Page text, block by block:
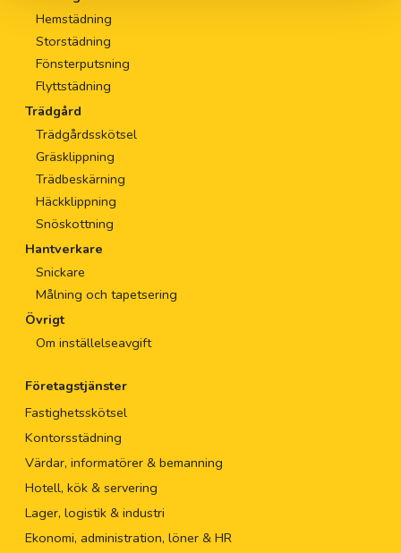
Hemstädning
Storstädning
Fönsterputsning
Flyttstädning
Trädgård
Trädgårdsskötsel
Gräsklippning
Trädbeskärning
Häckklippning
Snöskottning
Hantverkare
Snickare
Målning och tapetsering
Övrigt
Om inställelseavgift
Företagstjänster
Fastighetsskötsel
Kontorsstädning
Värdar, informatörer & bemanning
Hotell, kök & servering
Lager, logistik & industri
Ekonomi, administration, löner & HR